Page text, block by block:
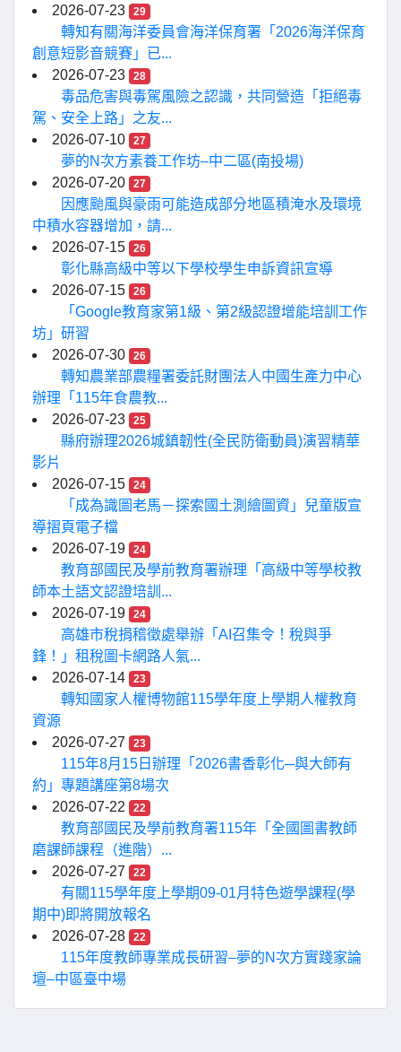
2026-07-23
29
轉知有關海洋委員會海洋保育署「2026海洋保育
創意短影音競賽」已...
2026-07-23
28
毒品危害與毒駕風險之認識，共同營造「拒絕毒
駕、安全上路」之友...
2026-07-10
27
夢的N次方素養工作坊–中二區(南投場)
2026-07-20
27
因應颱風與豪雨可能造成部分地區積淹水及環境
中積水容器增加，請...
2026-07-15
26
彰化縣高級中等以下學校學生申訴資訊宣導
2026-07-15
26
「Google教育家第1級、第2級認證增能培訓工作
坊」研習
2026-07-30
26
轉知農業部農糧署委託財團法人中國生產力中心
辦理「115年食農教...
2026-07-23
25
縣府辦理2026城鎮韌性(全民防衛動員)演習精華
影片
2026-07-15
24
「成為識圖老馬－探索國土測繪圖資」兒童版宣
導摺頁電子檔
2026-07-19
24
教育部國民及學前教育署辦理「高級中等學校教
師本土語文認證培訓...
2026-07-19
24
高雄市稅捐稽徵處舉辦「AI召集令！稅與爭
鋒！」租稅圖卡網路人氣...
2026-07-14
23
轉知國家人權博物館115學年度上學期人權教育
資源
2026-07-27
23
115年8月15日辦理「2026書香彰化─與大師有
約」專題講座第8場次
2026-07-22
22
教育部國民及學前教育署115年「全國圖書教師
磨課師課程（進階）...
2026-07-27
22
有關115學年度上學期09-01月特色遊學課程(學
期中)即將開放報名
2026-07-28
22
115年度教師專業成長研習–夢的N次方實踐家論
壇–中區臺中場